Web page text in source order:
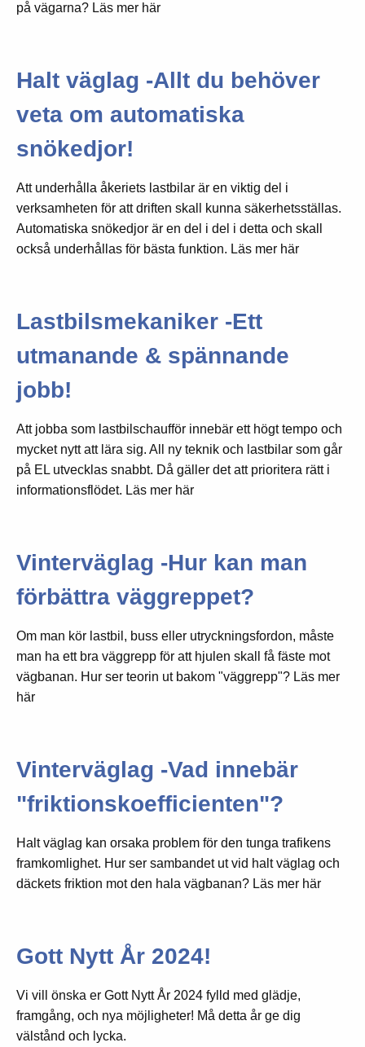
på vägarna? Läs mer här
Halt väglag -Allt du behöver
veta om automatiska
snökedjor!
Att underhålla åkeriets lastbilar är en viktig del i
verksamheten för att driften skall kunna säkerhetsställas.
Automatiska snökedjor är en del i del i detta och skall
också underhållas för bästa funktion. Läs mer här
Lastbilsmekaniker -Ett
utmanande & spännande
jobb!
Att jobba som lastbilschaufför innebär ett högt tempo och
mycket nytt att lära sig. All ny teknik och lastbilar som går
på EL utvecklas snabbt. Då gäller det att prioritera rätt i
informationsflödet. Läs mer här
Vinterväglag -Hur kan man
förbättra väggreppet?
Om man kör lastbil, buss eller utryckningsfordon, måste
man ha ett bra väggrepp för att hjulen skall få fäste mot
vägbanan. Hur ser teorin ut bakom "väggrepp"? Läs mer
här
Vinterväglag -Vad innebär
"friktionskoefficienten"?
Halt väglag kan orsaka problem för den tunga trafikens
framkomlighet. Hur ser sambandet ut vid halt väglag och
däckets friktion mot den hala vägbanan? Läs mer här
Gott Nytt År 2024!
Vi vill önska er Gott Nytt År 2024 fylld med glädje,
framgång, och nya möjligheter! Må detta år ge dig
välstånd och lycka.